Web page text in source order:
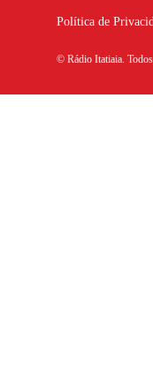
Política de
© Rádio Itatiaia.